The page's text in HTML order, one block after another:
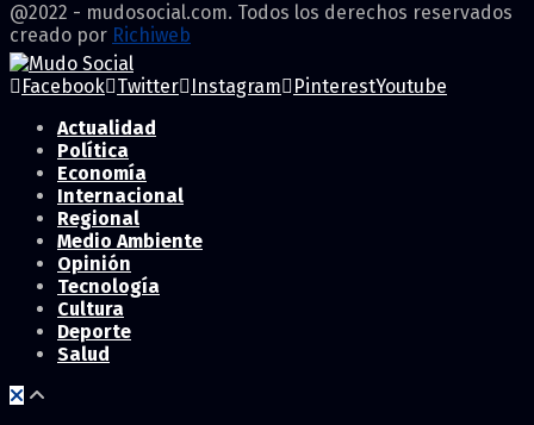
@2022 - mudosocial.com. Todos los derechos reservados
creado por Richiweb
Facebook Twitter Instagram PinterestYoutube
Actualidad
Política
Economía
Internacional
Regional
Medio Ambiente
Opinión
Tecnología
Cultura
Deporte
Salud